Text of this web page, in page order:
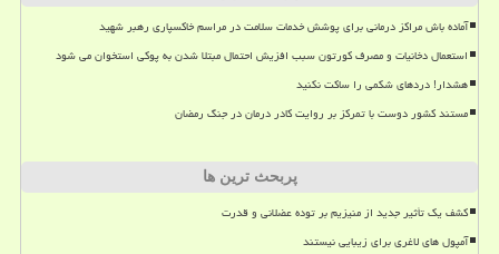
آماده باش مراکز درمانی برای پوشش خدمات سلامت در مراسم خاکسپاری رهبر شهید
استعمال دخانیات و مصرف کورتون سبب افزیش احتمال مبتلا شدن به پوکی استخوان می شود
هشدار! دردهای شکمی را ساکت نکنید
مستند کشور دوست با تمرکز بر روایت کادر درمان در جنگ رمضان
پربحث ترین ها
کشف یک تأثیر جدید از منیزیم بر توده عضلانی و قدرت
آمپول های لاغری برای زیبایی نیستند